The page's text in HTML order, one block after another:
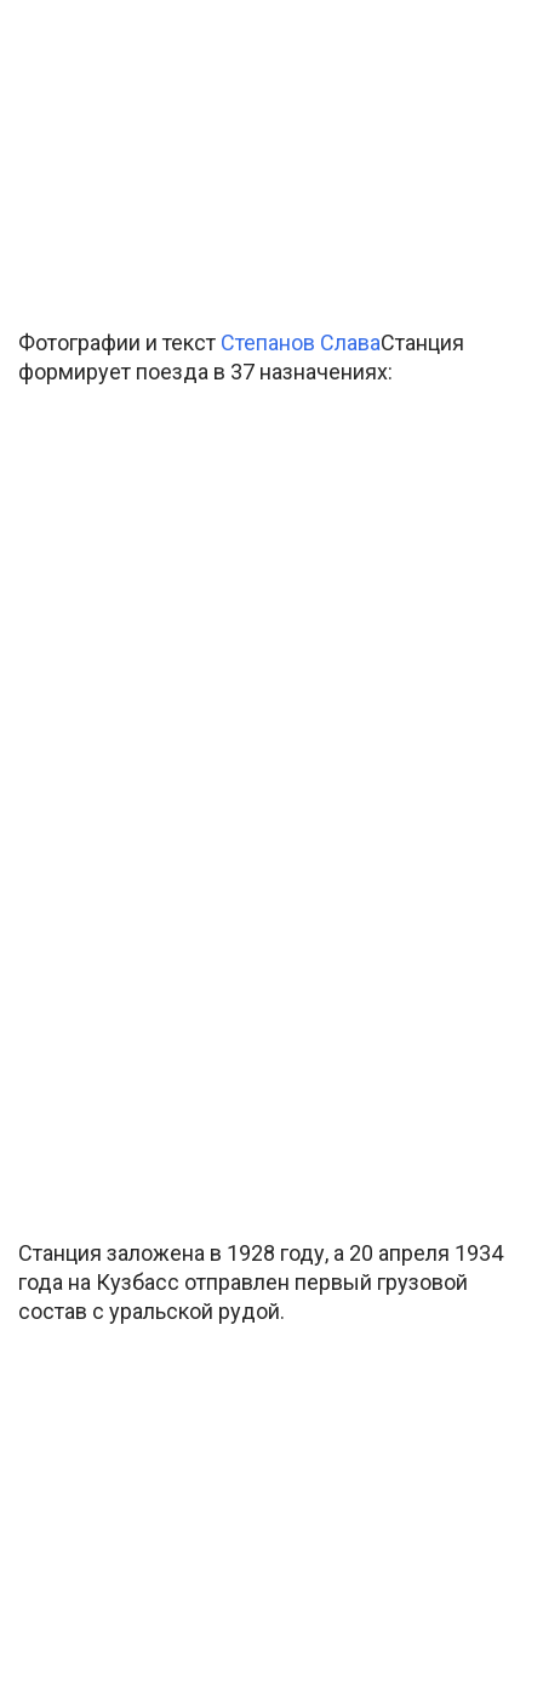
Фотографии и текст Степанов СлаваСтанция
формирует поезда в 37 назначениях:
Станция заложена в 1928 году, а 20 апреля 1934
года на Кузбасс отправлен первый грузовой
состав с уральской рудой.